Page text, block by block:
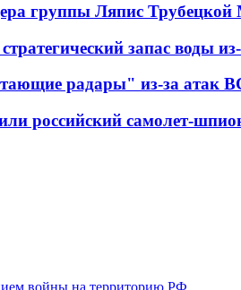
группы Ляпис
запас воды
радары" из-за атак
российский самолет-